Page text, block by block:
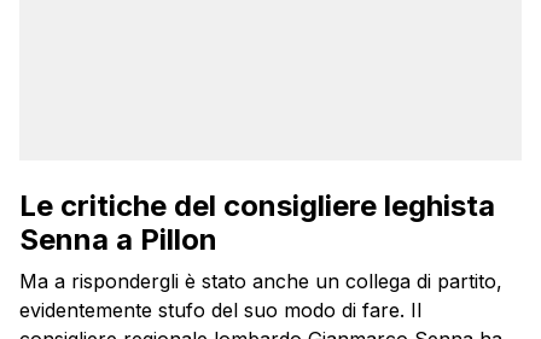
Le critiche del consigliere leghista
Senna a Pillon
Ma a rispondergli è stato anche un collega di partito,
evidentemente stufo del suo modo di fare. Il